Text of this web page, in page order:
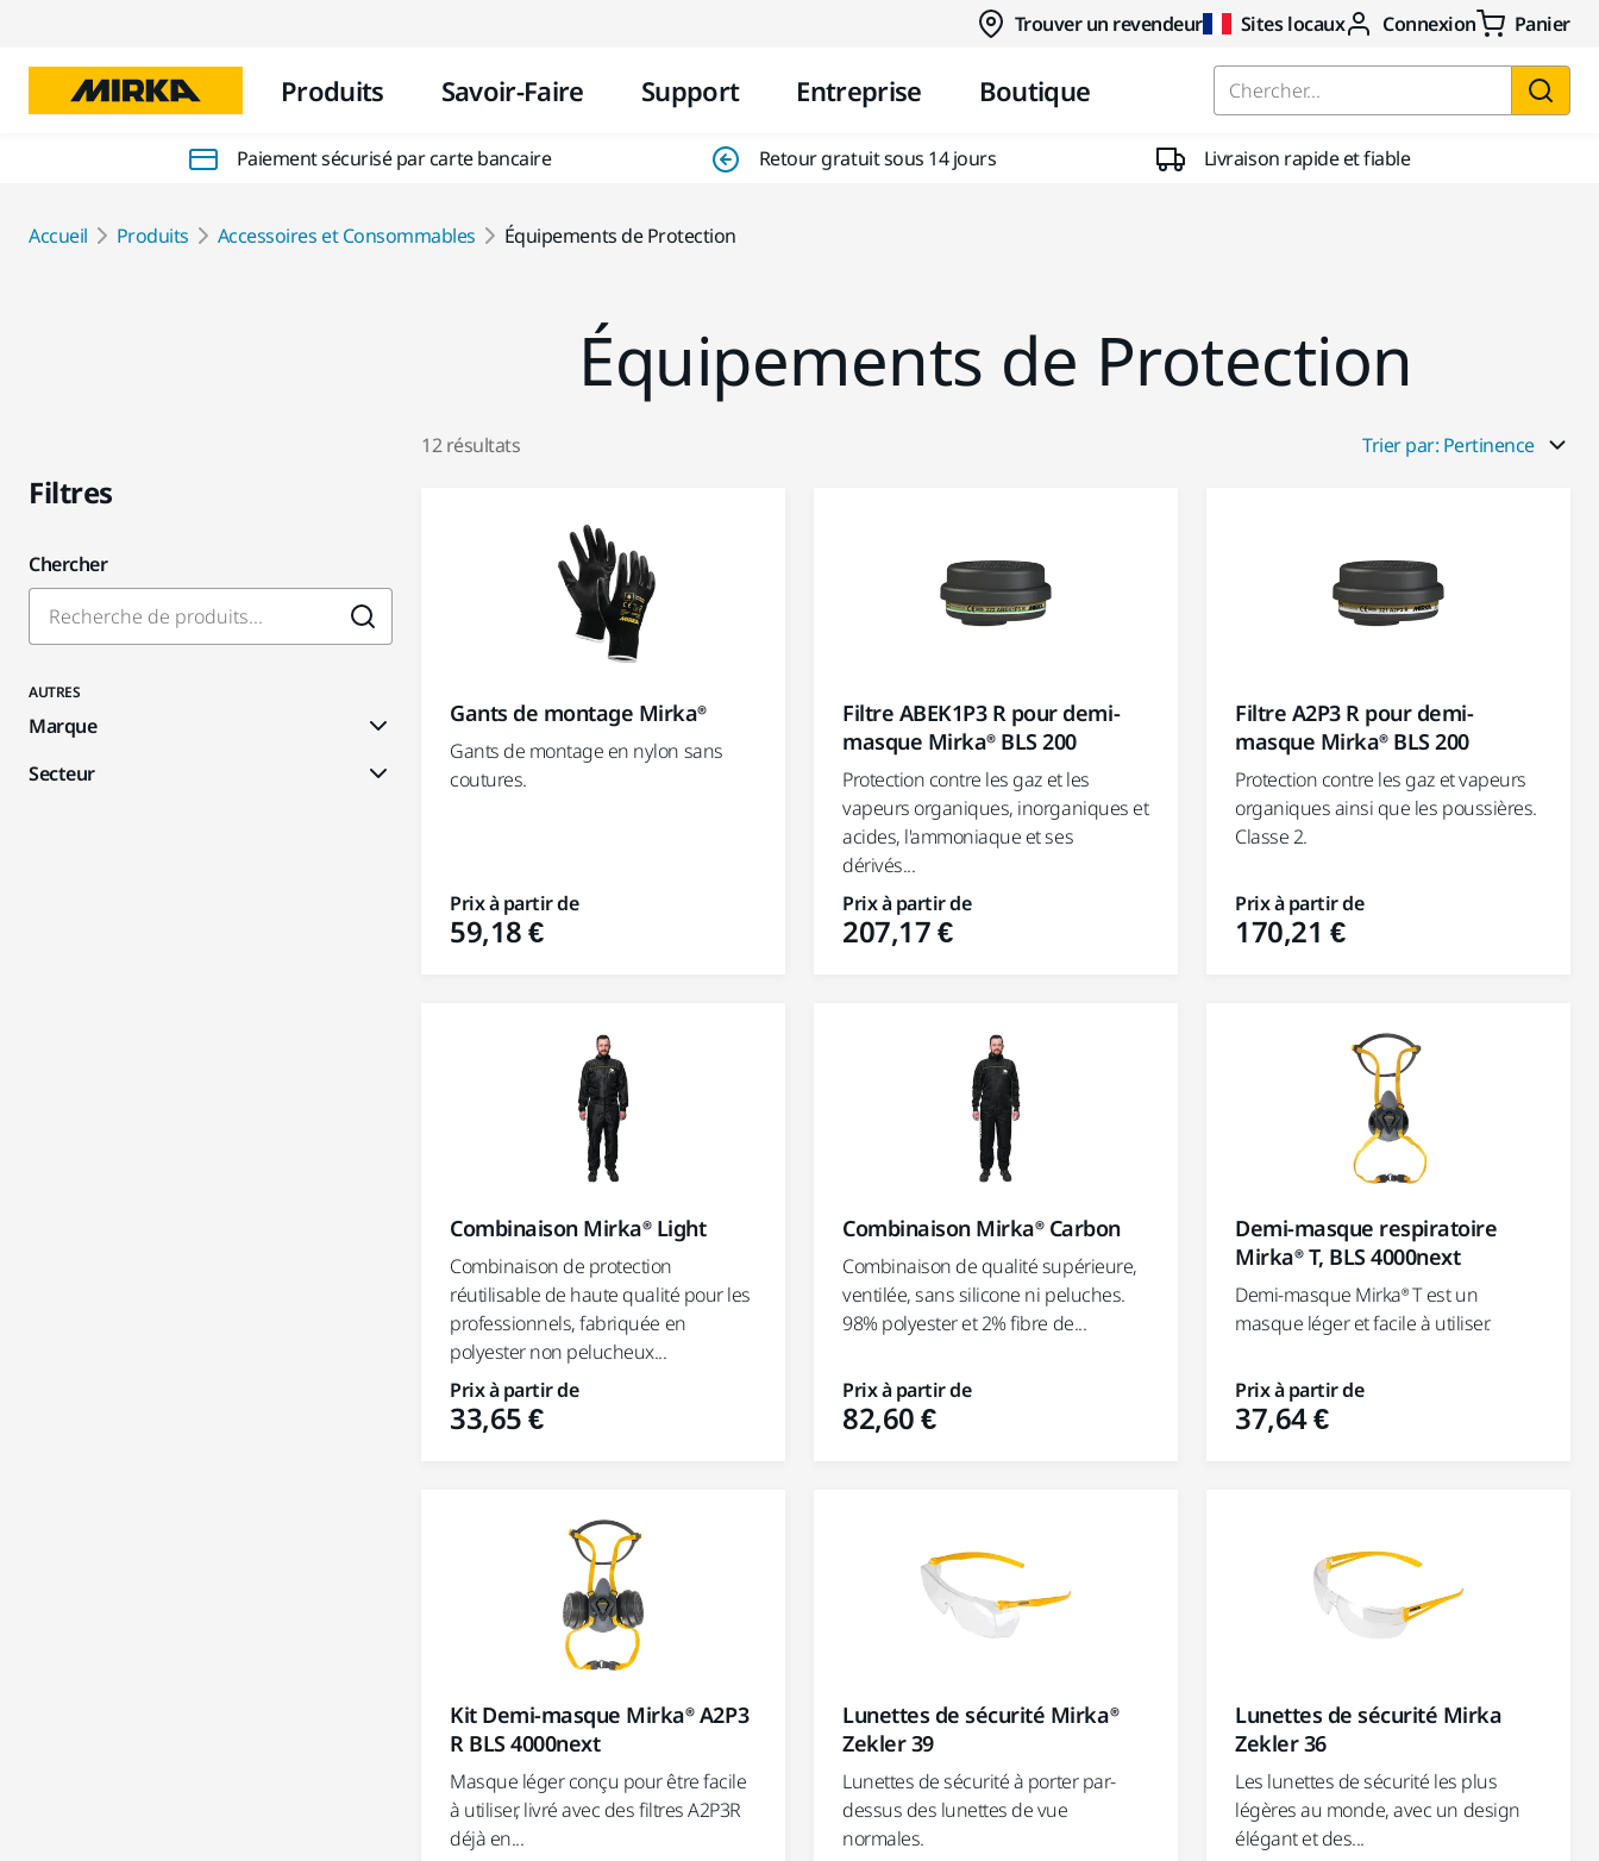
Trouver un revendeur Sites locaux Connexion Panier
Produits Savoir-Faire Support Entreprise Boutique Chercher...
Paiement sécurisé par carte bancaire Retour gratuit sous 14 jours Livraison rapide et fiable
Accueil Produits Accessoires et Consommables Équipements de Protection
Équipements de Protection
12 résultats Trier par: Pertinence
Filtres
Chercher
AUTRES
Marque
Secteur
Gants de montage Mirka®
Gants de montage en nylon sans
coutures.
Prix à partir de
59,18 €
Filtre ABEK1P3 R pour demi-
masque Mirka® BLS 200
Protection contre les gaz et les
vapeurs organiques, inorganiques et
acides, l'ammoniaque et ses
dérivés...
Prix à partir de
207,17 €
Filtre A2P3 R pour demi-
masque Mirka® BLS 200
Protection contre les gaz et vapeurs
organiques ainsi que les poussières.
Classe 2.
Prix à partir de
170,21 €
Combinaison Mirka® Light
Combinaison de protection
réutilisable de haute qualité pour les
professionnels, fabriquée en
polyester non pelucheux...
Prix à partir de
33,65 €
Combinaison Mirka® Carbon
Combinaison de qualité supérieure,
ventilée, sans silicone ni peluches.
98% polyester et 2% fibre de...
Prix à partir de
82,60 €
Demi-masque respiratoire
Mirka® T, BLS 4000next
Demi-masque Mirka® T est un
masque léger et facile à utiliser.
Prix à partir de
37,64 €
Kit Demi-masque Mirka® A2P3
R BLS 4000next
Masque léger conçu pour être facile
à utiliser, livré avec des filtres A2P3R
déjà en...
Lunettes de sécurité Mirka®
Zekler 39
Lunettes de sécurité à porter par-
dessus des lunettes de vue
normales.
Lunettes de sécurité Mirka
Zekler 36
Les lunettes de sécurité les plus
légères au monde, avec un design
élégant et des...